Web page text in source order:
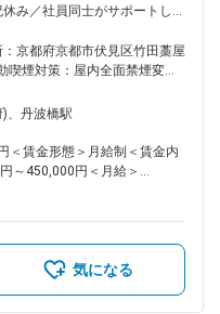
専門性を高めることができま
の代理店コンテストにおい
年以上連続で獲得していま
工＆設置までワンストップで
ナソニック製品といえば
も強みに、成長を続けていま
業務
み／社員同士がサポートし合
バス、トイレ、電化設備な
合わせ ・新築やリフォーム
に合わせた商品のご提案 ◎
のお客様を担当し、1日2～3
や飛び込み営業はなし、社有
「モダンな色合いを重視した
ンに入れ替えたい」など、依
を丁寧にヒアリングしなが
京都府京都市伏見区竹田藁屋
喫煙対策：屋内全面禁煙変更
、丹波橋駅
＜賃金形態＞月給制＜賃金内
～450,000円＜月給＞
り■社員の年収例：・年収580
・年収460万円／26歳／月
金額であり、選考を通じて
気になる